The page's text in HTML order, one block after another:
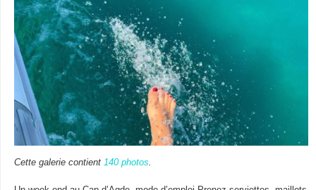
Cette galerie contient 140 photos.